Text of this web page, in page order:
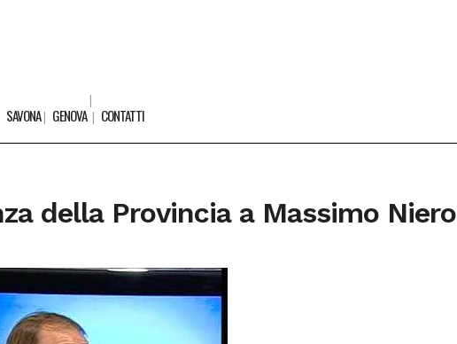
SAVONA GENOVA CONTATTI
della Provincia a Massimo Niero